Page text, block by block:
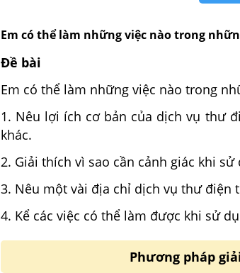
Em có thể làm những việc nào trong
Đề bài
Em có thể làm những việc nào trong
1. Nêu lợi ích cơ bản của dịch vụ thư
khác.
2. Giải thích vì sao cần cảnh giác khi
3. Nêu một vài địa chỉ dịch vụ thư điện
4. Kể các việc có thể làm được khi sử
Phương pháp